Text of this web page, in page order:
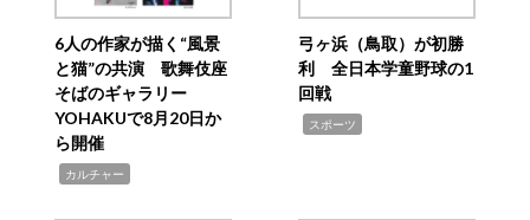
6人の作家が描く“風景
と猫”の共演 歌舞伎座
そばのギャラリー
YOHAKUで8月20日か
ら開催
カルチャー
弓ヶ浜（鳥取）が初勝
利 全日本学童野球の1
回戦
スポーツ